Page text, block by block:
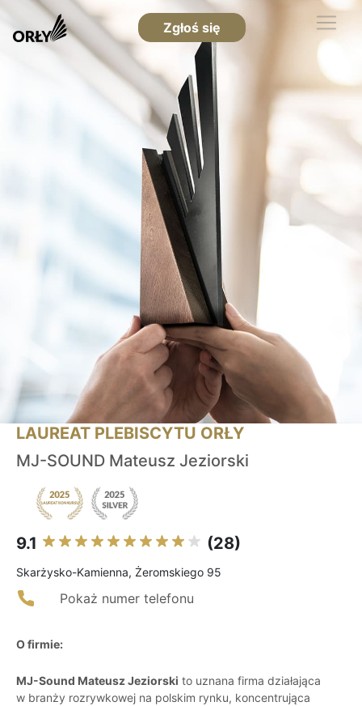
Zgłoś się
LAUREAT PLEBISCYTU ORŁY
MJ-SOUND Mateusz Jeziorski
9.1 (28)
Skarżysko-Kamienna, Żeromskiego 95
Pokaż numer telefonu
O firmie:
MJ-Sound Mateusz Jeziorski to uznana firma działająca
w branży rozrywkowej na polskim rynku, koncentrująca